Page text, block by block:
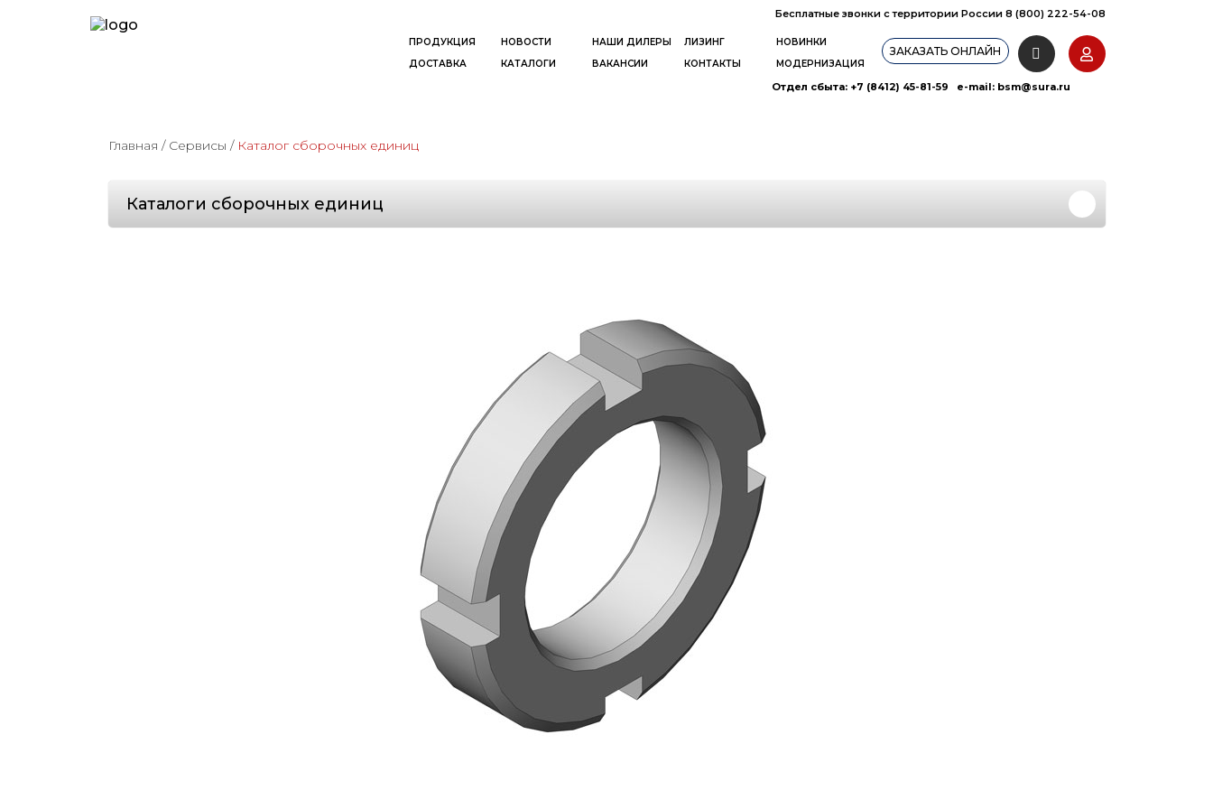
Бесплатные звонки с территории России 8 (800) 222-54-08
ПРОДУКЦИЯ НОВОСТИ НАШИ ДИЛЕРЫ ЛИЗИНГ
НОВИНКИ
ДОСТАВКА
КАТАЛОГИ ВАКАНСИИ КОНТАКТЫ МОДЕРНИЗАЦИЯ
ЗАКАЗАТЬ ОНЛАЙН
Отдел сбыта: +7 (8412) 45-81-59 e-mail: bsm@sura.ru
Главная / Сервисы / Каталог сборочных единиц
Каталоги сборочных единиц